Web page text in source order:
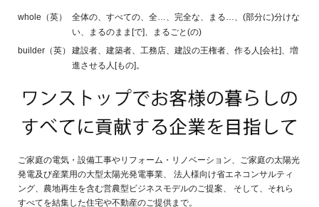
whole（英）
全体の、すべての、全…、完全な、まる…、(部分に)分けな
い、まるのまま[で]、まるごと(の)
builder（英）
建設者、建築者、工務店、建設の王権者、作る人[会社]、増
進させる人[もの]。
ご家庭の電気・設備工事やリフォーム・リノベーション、ご家庭の太陽光
発電及び産業用の大型太陽光発電事業、
法人様向け省エネコンサルティ
ング、農地再生を含む営農型ビジネスモデルのご提案、
そして、それら
すべてを結集した住宅や不動産のご提供まで。
新着情報
お問い合わせ